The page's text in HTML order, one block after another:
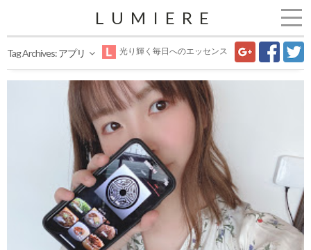
LUMIERE
光り輝く毎日へのエッセンス
Tag Archives:アプリ